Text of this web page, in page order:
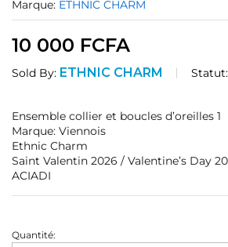
Marque: ETHNIC CHARM
10 000 FCFA
Sold By: ETHNIC CHARM Statut:
Ensemble collier et boucles d’oreilles 1
Marque: Viennois
Ethnic Charm
Saint Valentin 2026 / Valentine’s Day
ACIADI
Ensemble
Quantité: